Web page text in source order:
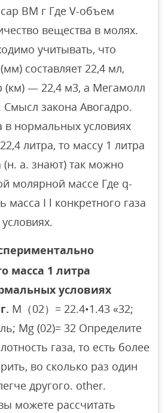
ВМ г Где V-объем
вещества в молях.
учитывать, что
составляет 22,4 мл,
— 22,4 м3, а Мегамолл
закона Авогадро.
в нормальных условиях
литра, то массу 1 литра
(н. а. знают) так можно
молярной массе Где q-
масса I l конкретного газа
масса 1 литра
условиях
М（02）= 22.4•1.43 «32;
Mg (02)= 32 Определите
газа, то есть более
во сколько раз один
другого. other.
можете рассчитать